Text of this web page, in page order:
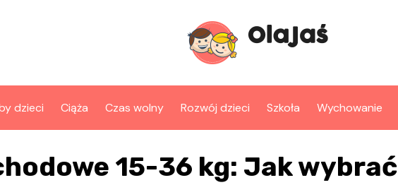
dzieci Ciąża Czas wolny Rozwój dzieci Szkoła Wychowanie
15-36 kg: Jak wybrać